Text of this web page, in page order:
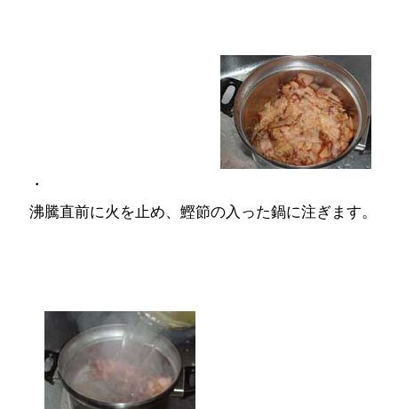
・
沸騰直前に火を止め、鰹節の入った鍋に注ぎます。